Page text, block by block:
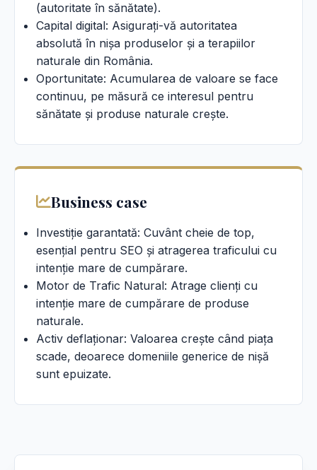
(autoritate în sănătate).
Capital digital: Asigurați-vă autoritatea
absolută în nișa produselor și a terapiilor
naturale din România.
Oportunitate: Acumularea de valoare se face
continuu, pe măsură ce interesul pentru
sănătate și produse naturale crește.
Business case
Investiție garantată: Cuvânt cheie de top,
esențial pentru SEO și atragerea traficului cu
intenție mare de cumpărare.
Motor de Trafic Natural: Atrage clienți cu
intenție mare de cumpărare de produse
naturale.
Activ deflaționar: Valoarea crește când piața
scade, deoarece domeniile generice de nișă
sunt epuizate.